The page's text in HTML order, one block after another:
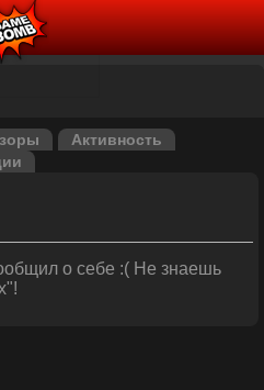
Активность
о себе :( Не знаешь